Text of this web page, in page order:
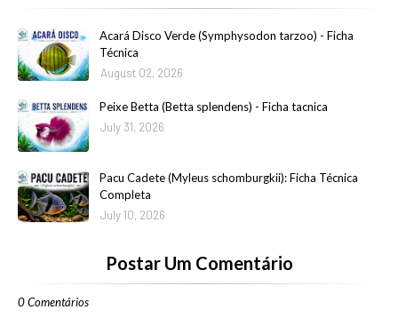
Acará Disco Verde (Symphysodon tarzoo) - Ficha
Técnica
August 02, 2026
Peixe Betta (Betta splendens) - Ficha tacnica
July 31, 2026
Pacu Cadete (Myleus schomburgkii): Ficha Técnica
Completa
July 10, 2026
Postar Um Comentário
0 Comentários